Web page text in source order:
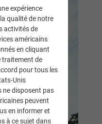
expérience
qualité de notre
activités de
américains
en cliquant
traitement de
pour tous les
Unis
ne disposent pas
peuvent
en informer et
à ce sujet dans